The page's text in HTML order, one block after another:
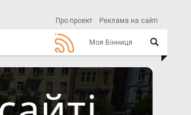
Про проект Реклама на сайті
Моя Вінниця